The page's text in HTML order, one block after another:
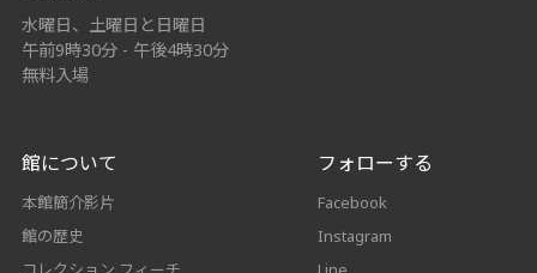
水曜日、土曜日と日曜日
午前9時30分 - 午後4時30分
無料入場
館について
本館簡介影片
館の歴史
フォローする
Facebook
Instagram